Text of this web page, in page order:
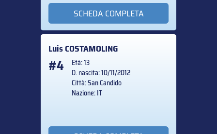
SCHEDA COMPLETA
LuisCOSTAMOLING
#4
Età: 13
D. nascita: 10/11/2012
Città: San Candido
Nazione: IT